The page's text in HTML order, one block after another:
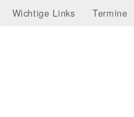
Wichtige Links Termine